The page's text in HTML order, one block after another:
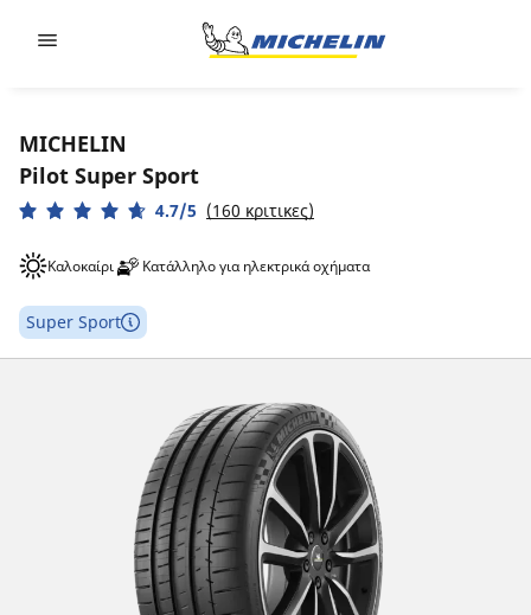
MICHELIN
Pilot Super Sport
4.7/5 (160 κριτικες)
Καλοκαίρι Κατάλληλο για ηλεκτρικά οχήματα
Super Sport